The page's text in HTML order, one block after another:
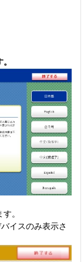
。
イスのみ表示さ